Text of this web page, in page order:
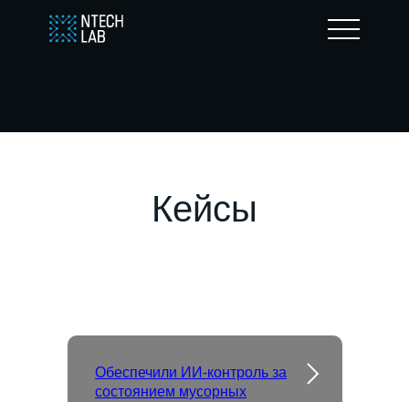
Кейсы
Обеспечили ИИ-контроль за
состоянием мусорных